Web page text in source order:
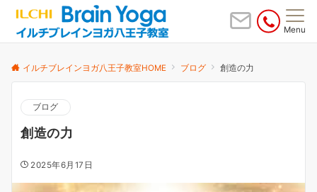
Menu
イルチブレインヨガ八王子教室HOME ブログ 創造の力
ブログ
創造の力
2025年6月17日